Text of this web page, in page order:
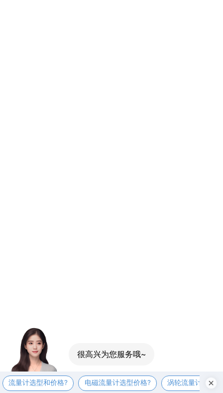
流量计选型和价格? 电磁流量计选型价格? 涡轮流量计选型